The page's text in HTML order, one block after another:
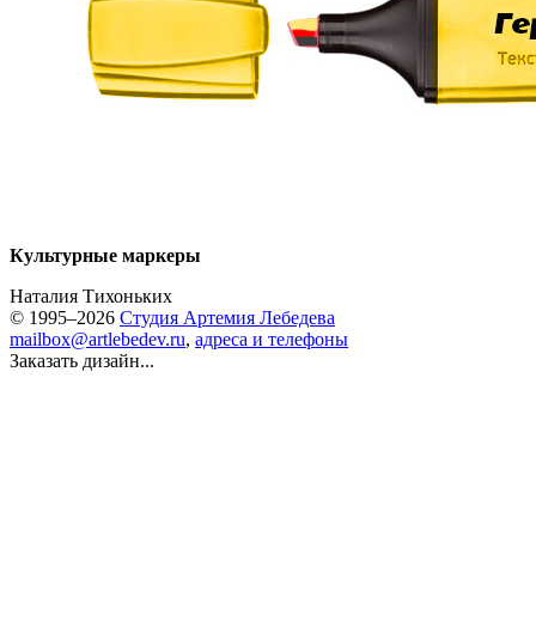
Культурные маркеры
Наталия Тихоньких
© 1995–2026 Студия Артемия Лебедева
mailbox@artlebedev.ru, адреса и телефоны
Заказать дизайн...